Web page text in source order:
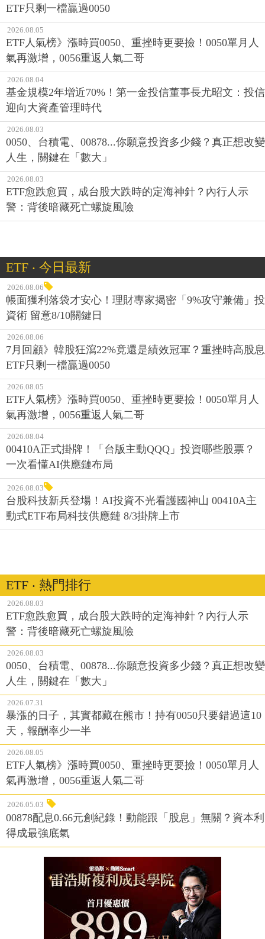
ETF只剩一檔贏過0050
2026.08.05
ETF人氣榜》漲時買0050、重挫時更要撿！0050單月人
氣再激增，0056重返人氣二哥
2026.08.04
基金規模2年增近70%！第一金投信董事長尤昭文：投信
迎向大資產管理時代
2026.08.03
0050、台積電、00878...你願意投資多少錢？真正想改變
人生，關鍵在「數大」
2026.08.03
ETF愈跌愈買，成台股大跌時的定海神針？內行人示
警：背後暗藏死亡螺旋風險
ETF ‧ 今日最新
2026.08.06
帳面獲利落袋才安心！理財專家揭密「9%攻守兼備」投
資術 留意8/10關鍵日
2026.08.06
7月回顧》韓股狂瀉22%竟還是績效冠軍？重挫時高股息
ETF只剩一檔贏過0050
2026.08.05
ETF人氣榜》漲時買0050、重挫時更要撿！0050單月人
氣再激增，0056重返人氣二哥
2026.08.04
00410A正式掛牌！「台版主動QQQ」投資哪些股票？
一次看懂AI供應鏈布局
2026.08.03
台股科技新兵登場！AI投資不光看護國神山 00410A主
動式ETF布局科技供應鏈 8/3掛牌上市
ETF ‧ 熱門排行
2026.08.03
ETF愈跌愈買，成台股大跌時的定海神針？內行人示
警：背後暗藏死亡螺旋風險
2026.08.03
0050、台積電、00878...你願意投資多少錢？真正想改變
人生，關鍵在「數大」
2026.07.31
暴漲的日子，其實都藏在熊市！持有0050只要錯過這10
天，報酬率少一半
2026.08.05
ETF人氣榜》漲時買0050、重挫時更要撿！0050單月人
氣再激增，0056重返人氣二哥
2026.05.03
00878配息0.66元創紀錄！動能跟「股息」無關？資本利
得成最強底氣